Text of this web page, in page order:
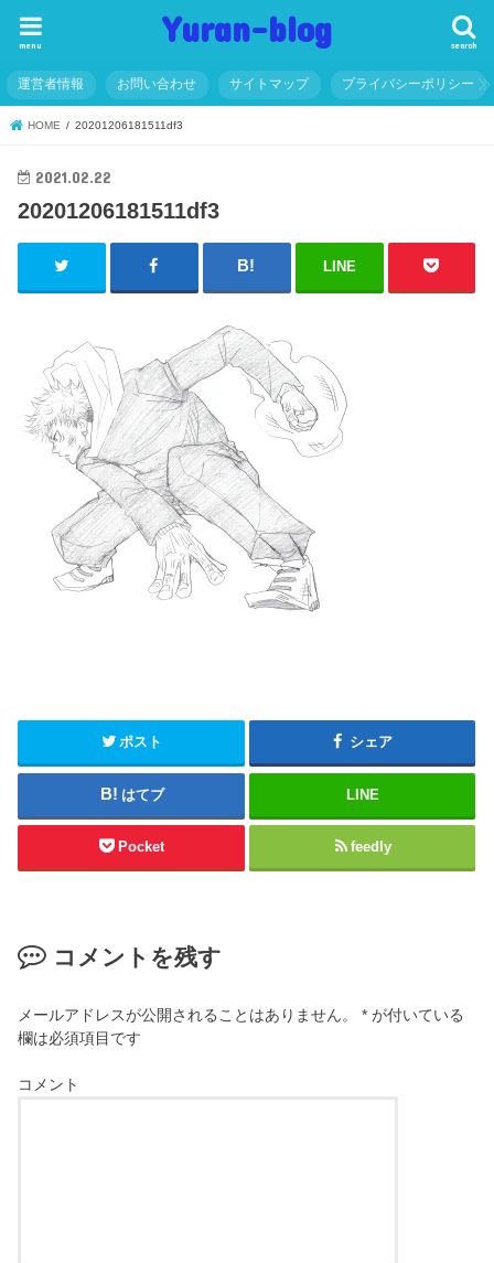
Yuran-blog search
menu
運営者情報 お問い合わせ サイトマップ プライバシーポリシー
HOME 20201206181511df3
2021.02.22
20201206181511df3
LINE
ポスト シェア
はてブ LINE
Pocket feedly
コメントを残す
メールアドレスが公開されることはありません。 * が付いている
欄は必須項目です
コメント